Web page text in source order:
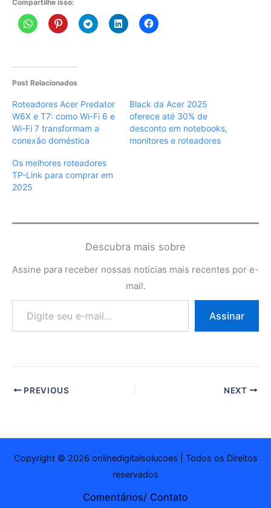
Compartilhe isso:
Post Relacionados
Roteadores Acer Predator
W6X e T7: como Wi-Fi 6 e
Wi-Fi 7 transformam a
conexão doméstica
Black da Acer 2025
oferece até 30% de
desconto em notebooks,
monitores e roteadores
Os melhores roteadores
TP-Link para comprar em
2025
Descubra mais sobre
Assine para receber nossas notícias mais recentes por e-
mail.
e-
Assinar
PREVIOUS NEXT
Copyright © 2026 onlinedigitalsolucoes | Todos os Direitos
reservados
Comentários/ Contato